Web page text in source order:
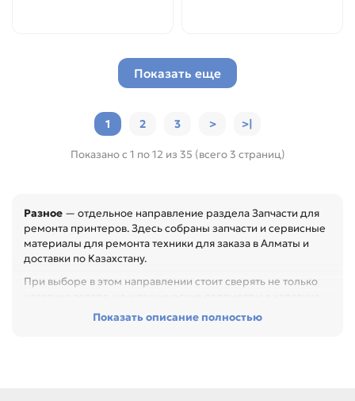
Показать еще
1 2 3 > >|
Показано с 1 по 12 из 35 (всего 3 страниц)
Разное — отдельное направление раздела Запчасти для
ремонта принтеров. Здесь собраны запчасти и сервисные
материалы для ремонта техники для заказа в Алматы и
доставки по Казахстану.
При выборе в этом направлении стоит сверять не только
Перед покупкой проверьте артикул, размер, материал,
Показать описание полностью